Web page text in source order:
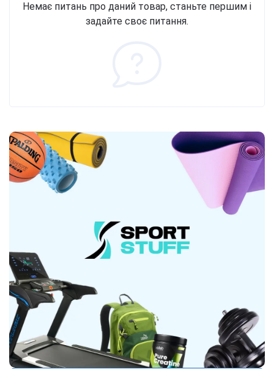
Немає питань про даний товар, станьте першим і
задайте своє питання.